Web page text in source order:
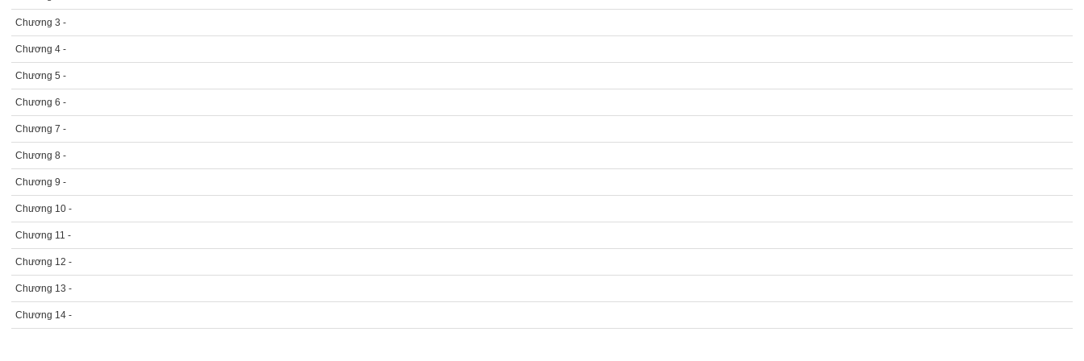
Chương 3 -
Chương 4 -
Chương 5 -
Chương 6 -
Chương 7 -
Chương 8 -
Chương 9 -
Chương 10 -
Chương 11 -
Chương 12 -
Chương 13 -
Chương 14 -